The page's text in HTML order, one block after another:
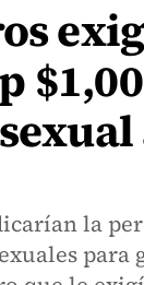
la
para